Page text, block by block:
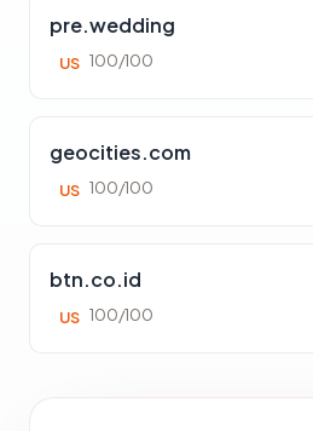
pre.wedding
US 100/100
geocities.com
US 100/100
btn.co.id
US 100/100